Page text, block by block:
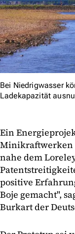
Bei Niedrigwasser
Ladekapazität
Ein
Minikraftwerken
nahe dem
positive
Boje gemacht",
Burkart der